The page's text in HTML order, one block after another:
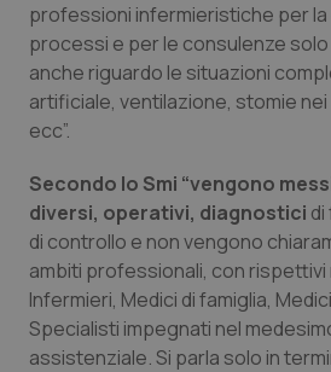
Sicilia
Toscana
Valle D’Aosta
Veneto
Neuroscienze &
Obesità
Oncodermatologia
Oncoematologia
Oncologia & Nutrizione
professioni infermieristiche per
processi e per le consulenze
anche riguardo le situazioni
artificiale, ventilazione, stomie
ecc”.
Secondo lo Smi “vengono
diversi, operativi, diagnostici
di controllo e non vengono
ambiti professionali, con rispettivi
Infermieri, Medici di famiglia,
Specialisti impegnati nel
assistenziale. Si parla solo in